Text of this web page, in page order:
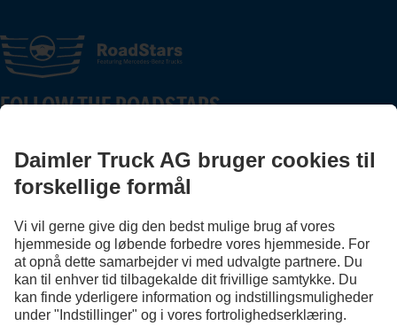
FOLLOW THE ROADSTARS.
Kom godt i gang
Udbyder